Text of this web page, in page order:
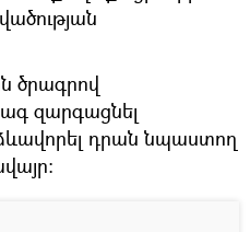
ծրագրով
զարգացնել
դրան նպաստող